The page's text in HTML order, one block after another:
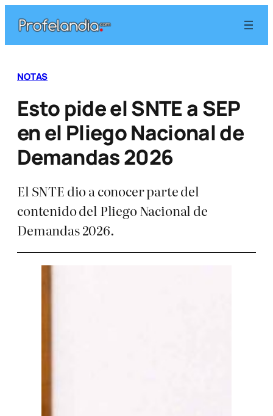
contenido
NOTAS
Esto pide el SNTE a SEP
en el Pliego Nacional de
Demandas 2026
El SNTE dio a conocer parte del
contenido del Pliego Nacional de
Demandas 2026.